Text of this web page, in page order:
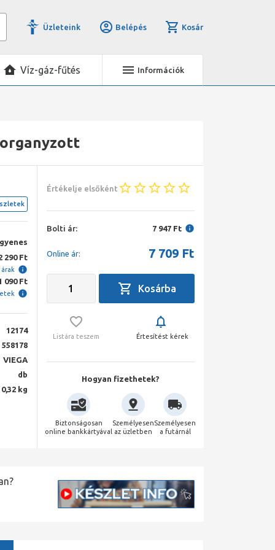
Üzleteink Belépés Kosár
Víz-gáz-fűtés Információk
290 Ft
090 Ft
12174
558178
VIEGA
db
0,32 kg
Értékelje elsőként
Bolti ár: 7 947 Ft
Online ár: 7 709 Ft
Listára teszem Értesítést kérek
Hogyan fizethetek?
Biztonságosan
online bankkártyával
Személyesen
az üzletben
Személyesen
a futárnál